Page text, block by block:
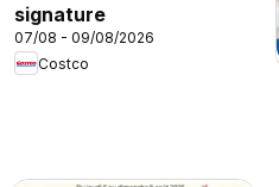
signature
07/08 - 09/08/2026
Costco